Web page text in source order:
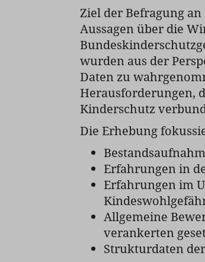
Ziel der Befragung
Aussagen über die
wurden aus der
Daten zu
Herausforderungen,
Kinderschutz
Die Erhebung
Erfahrungen in
Erfahrungen im
Allgemeine
verankerten
Strukturdaten